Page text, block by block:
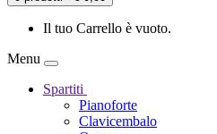
Il tuo Carrello è vuoto.
Menu
Spartiti
Pianoforte
Clavicembalo